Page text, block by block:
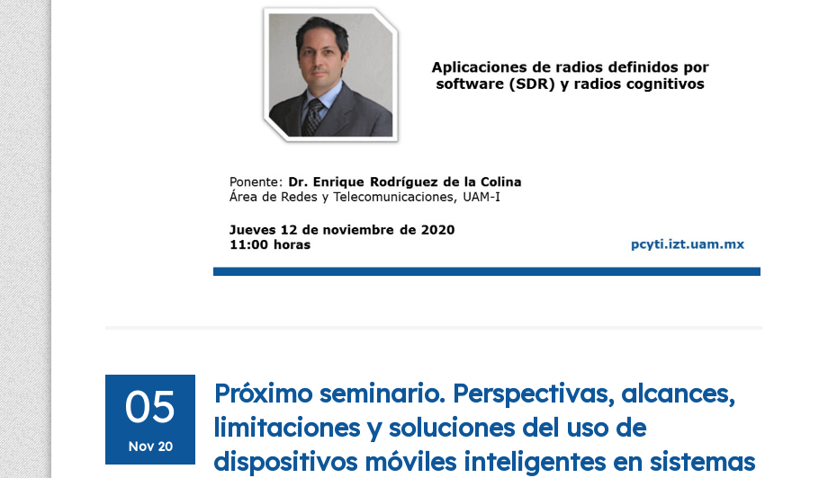
05
Nov 20
Próximo seminario. Perspectivas, alcances,
limitaciones y soluciones del uso de
dispositivos móviles inteligentes en sistemas